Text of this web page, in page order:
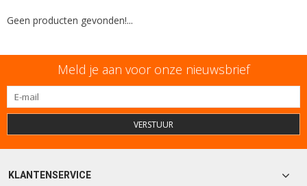
Geen producten gevonden!...
Meld je aan voor onze nieuwsbrief
VERSTUUR
KLANTENSERVICE